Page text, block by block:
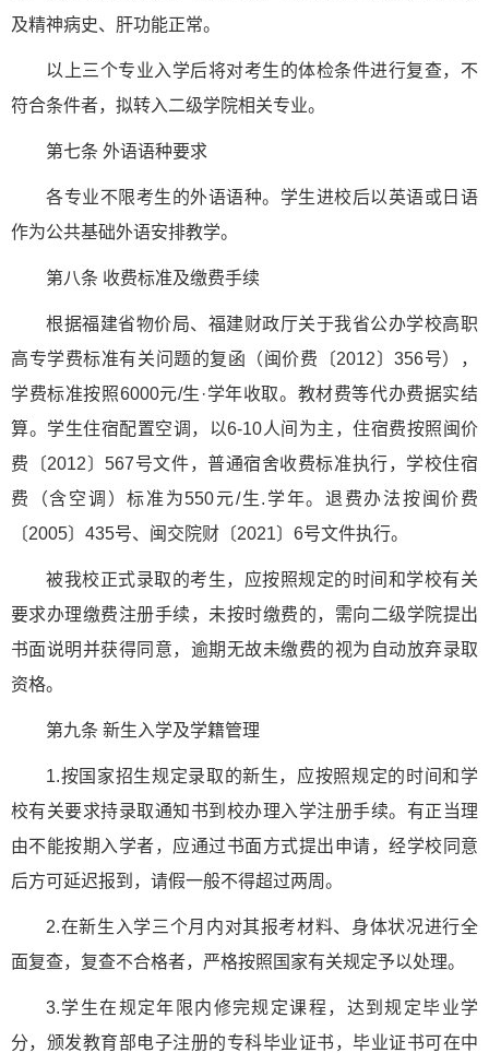
及精神病史、肝功能正常。
以上三个专业入学后将对考生的体检条件进行复查，不
符合条件者，拟转入二级学院相关专业。
第七条 外语语种要求
各专业不限考生的外语语种。学生进校后以英语或日语
作为公共基础外语安排教学。
第八条 收费标准及缴费手续
根据福建省物价局、福建财政厅关于我省公办学校高职
高专学费标准有关问题的复函（闽价费〔2012〕356号），
学费标准按照6000元/生·学年收取。教材费等代办费据实结
算。学生住宿配置空调，以6-10人间为主，住宿费按照闽价
费〔2012〕567号文件，普通宿舍收费标准执行，学校住宿
费（含空调）标准为550元/生.学年。退费办法按闽价费
〔2005〕435号、闽交院财〔2021〕6号文件执行。
被我校正式录取的考生，应按照规定的时间和学校有关
要求办理缴费注册手续，未按时缴费的，需向二级学院提出
书面说明并获得同意，逾期无故未缴费的视为自动放弃录取
资格。
第九条 新生入学及学籍管理
1.按国家招生规定录取的新生，应按照规定的时间和学
校有关要求持录取通知书到校办理入学注册手续。有正当理
由不能按期入学者，应通过书面方式提出申请，经学校同意
后方可延迟报到，请假一般不得超过两周。
2.在新生入学三个月内对其报考材料、身体状况进行全
面复查，复查不合格者，严格按照国家有关规定予以处理。
3.学生在规定年限内修完规定课程，达到规定毕业学
分，颁发教育部电子注册的专科毕业证书，毕业证书可在中